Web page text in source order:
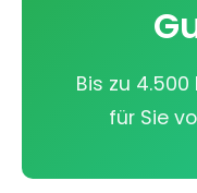
Bis zu
für Sie